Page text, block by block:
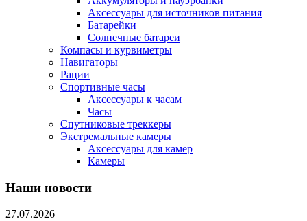
Аксессуары для источников питания
Батарейки
Солнечные батареи
Компасы и курвиметры
Навигаторы
Рации
Спортивные часы
Аксессуары к часам
Часы
Спутниковые треккеры
Экстремальные камеры
Аксессуары для камер
Камеры
Наши новости
27.07.2026